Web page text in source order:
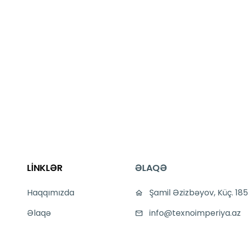
LİNKLƏR
Haqqımızda
Əlaqə
ƏLAQƏ
Şamil Əzizbəyov, Küç. 185
info@texnoimperiya.az